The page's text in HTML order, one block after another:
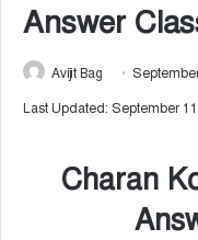
Answer
Avijit Bag
Last Updated: September
Charan